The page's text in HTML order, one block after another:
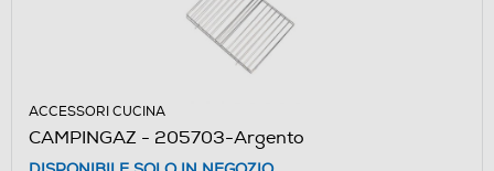
ACCESSORI CUCINA
CAMPINGAZ - 205703-Argento